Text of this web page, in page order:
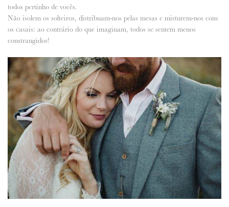
todos pertinho de vocês.
Não isolem os solteiros, distribuam-nos pelas mesas e misturem-nos com
os casais: ao contrário do que imaginam, todos se sentem menos
constrangidos!